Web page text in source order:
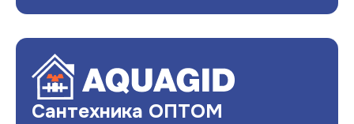
Сантехника ОПТОМ